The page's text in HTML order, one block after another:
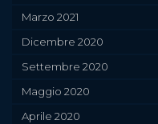
Marzo 2021
Dicembre 2020
Settembre 2020
Maggio 2020
Aprile 2020